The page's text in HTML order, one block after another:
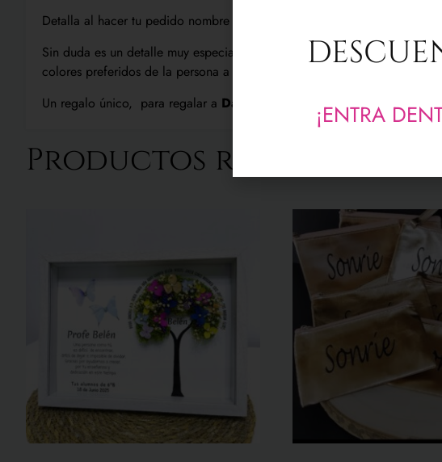
Detalla al hacer tu pedido nombre de la persona a la que se lo vamos
Sin duda es un detalle muy especial que puedes personalizar a tu
colores preferidos de la persona a la que se lo vas a regalar.
Un regalo único, para regalar a Damas de Honor, Testigos,
Productos relacionados
¡ENTRA